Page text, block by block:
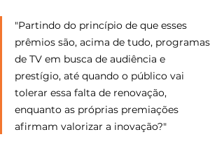
"Partindo do princípio de que esses
prêmios são, acima de tudo, programas
de TV em busca de audiência e
prestígio, até quando o público vai
tolerar essa falta de renovação,
enquanto as próprias premiações
afirmam valorizar a inovação?"